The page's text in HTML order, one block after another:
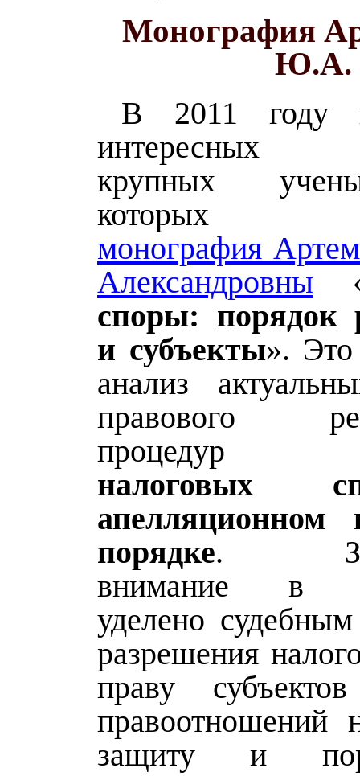
Монография
Ю.А.
В 2011 году
интересных
крупных
которых
монография
Александровны
споры: порядок
и субъекты». Это
анализ
правового
процедур
налоговых
апелляционном
порядке.
внимание в
уделено
разрешения
праву
правоотношений
защиту и